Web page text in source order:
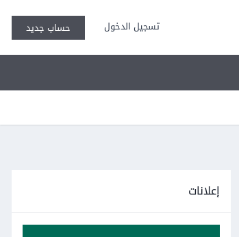
تسجيل الدخول حساب جديد
إعلانات